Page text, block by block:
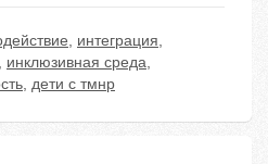
, интеграция,
, инклюзивная среда,
, дети с тмнр